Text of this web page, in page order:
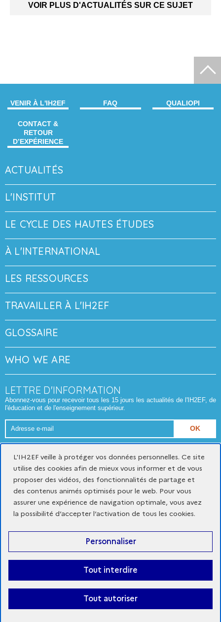
VOIR PLUS D'ACTUALITÉS SUR CE SUJET
VENIR À L'IH2EF FAQ QUALIOPI
CONTACT &
RETOUR
D’EXPÉRIENCE
ACTUALITÉS
L'INSTITUT
LE CYCLE DES HAUTES ÉTUDES
À L'INTERNATIONAL
LES RESSOURCES
TRAVAILLER À L'IH2EF
GLOSSAIRE
WHO WE ARE
LETTRE D'INFORMATION
Abonnez-vous pour recevoir tous les 15 jours les actualités de l'IH2EF, de
l'éducation et de l'enseignement supérieur.
Adresse
e-
Gestion des cookies
Accessibilité du site : partiellement conforme
© Institut des hautes études de l'éducation et de la formation
x
youtube
-
fenêtre
linkedin
L'IH2EF veille à protéger vos données personnelles. Ce site
utilise des cookies afin de mieux vous informer et de vous
proposer des vidéos, des fonctionnalités de partage et
des contenus animés optimisés pour le web. Pour vous
assurer une expérience de navigation optimale, vous avez
la possibilité d’accepter l’activation de tous les cookies.
Tout autoriser
Tout interdire
Personnaliser